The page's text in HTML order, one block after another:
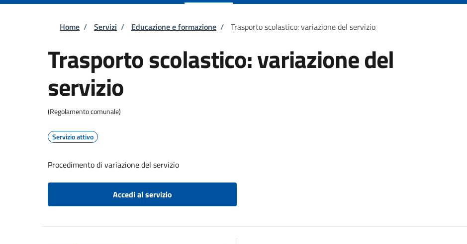
Briciole di pane
Home / Servizi / Educazione e formazione / Trasporto scolastico: variazione del servizio
Trasporto scolastico: variazione del
servizio
(Regolamento comunale)
Servizio attivo
Procedimento di variazione del servizio
Accedi al servizio